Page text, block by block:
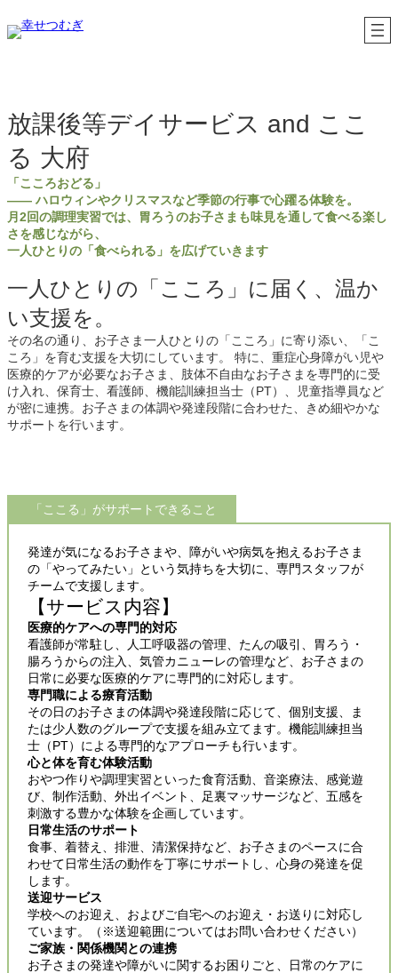
容
プ
放課後等デイサービス and ここ
る 大府
「こころおどる」
—— ハロウィンやクリスマスなど季節の行事で心躍る体験を。
月2回の調理実習では、胃ろうのお子さまも味見を通して食べる楽し
さを感じながら、
一人ひとりの「食べられる」を広げていきます
一人ひとりの「こころ」に届く、温か
い支援を。
その名の通り、お子さま一人ひとりの「こころ」に寄り添い、「こ
ころ」を育む支援を大切にしています。 特に、重症心身障がい児や
医療的ケアが必要なお子さま、肢体不自由なお子さまを専門的に受
け入れ、保育士、看護師、機能訓練担当士（PT）、児童指導員など
が密に連携。お子さまの体調や発達段階に合わせた、きめ細やかな
サポートを行います。
「ここる」がサポートできること
発達が気になるお子さまや、障がいや病気を抱えるお子さま
の「やってみたい」という気持ちを大切に、専門スタッフが
チームで支援します。
【サービス内容】
医療的ケアへの専門的対応
看護師が常駐し、人工呼吸器の管理、たんの吸引、胃ろう・
腸ろうからの注入、気管カニューレの管理など、お子さまの
日常に必要な医療的ケアに専門的に対応します。
専門職による療育活動
その日のお子さまの体調や発達段階に応じて、個別支援、ま
たは少人数のグループで支援を組み立てます。機能訓練担当
士（PT）による専門的なアプローチも行います。
心と体を育む体験活動
おやつ作りや調理実習といった食育活動、音楽療法、感覚遊
び、制作活動、外出イベント、足裏マッサージなど、五感を
刺激する豊かな体験を企画しています。
日常生活のサポート
食事、着替え、排泄、清潔保持など、お子さまのペースに合
わせて日常生活の動作を丁寧にサポートし、心身の発達を促
します。
送迎サービス
学校へのお迎え、およびご自宅へのお迎え・お送りに対応し
ています。（※送迎範囲についてはお問い合わせください）
ご家族・関係機関との連携
お子さまの発達や障がいに関するお困りごと、日常のケアに